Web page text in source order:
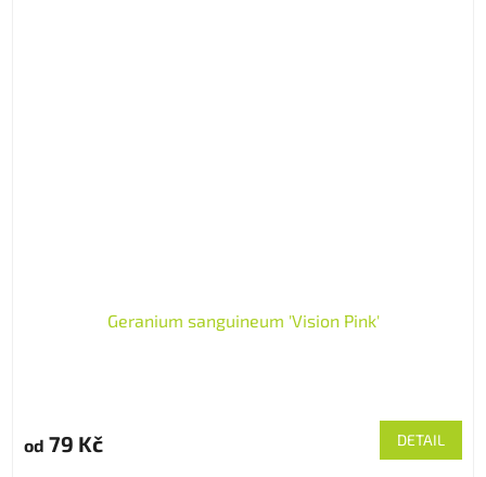
Geranium sanguineum 'Vision Pink'
od 79 Kč DETAIL